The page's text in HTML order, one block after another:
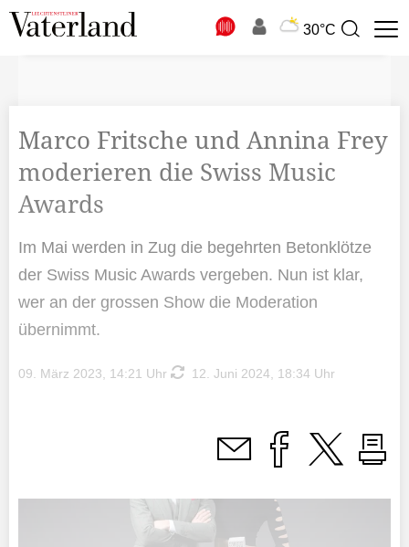
30°C
Suchbegriff
Marco Fritsche und Annina Frey
moderieren die Swiss Music
Awards
Im Mai werden in Zug die begehrten Betonklötze
der Swiss Music Awards vergeben. Nun ist klar,
wer an der grossen Show die Moderation
übernimmt.
09. März 2023, 14:21 Uhr 12. Juni 2024, 18:34 Uhr